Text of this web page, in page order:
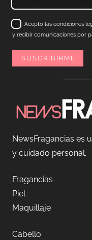
Acepto las condiciones
y recibir comunicaciones por
NewsFragancias es
y cuidado personal.
Fragancias
Piel
Maquillaje
Cabello